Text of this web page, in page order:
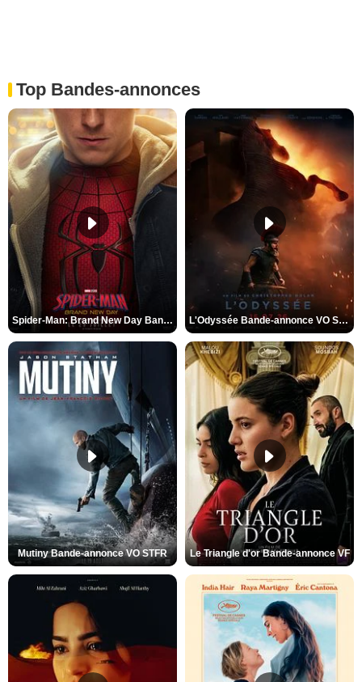
Top Bandes-annonces
Spider-Man: Brand New Day Bande-annonce VO STFR L'Odyssée Bande-annonce VO STFR
Mutiny Bande-annonce VO STFR Le Triangle d'or Bande-annonce VF